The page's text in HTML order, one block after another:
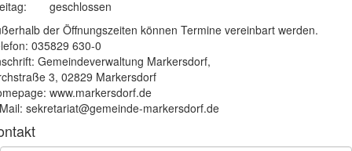
geschlossen
der Öffnungszeiten können Termine vereinbart werden.
035829 630-0
Gemeindeverwaltung Markersdorf,
3, 02829 Markersdorf
www.markersdorf.de
sekretariat@gemeinde-markersdorf.de